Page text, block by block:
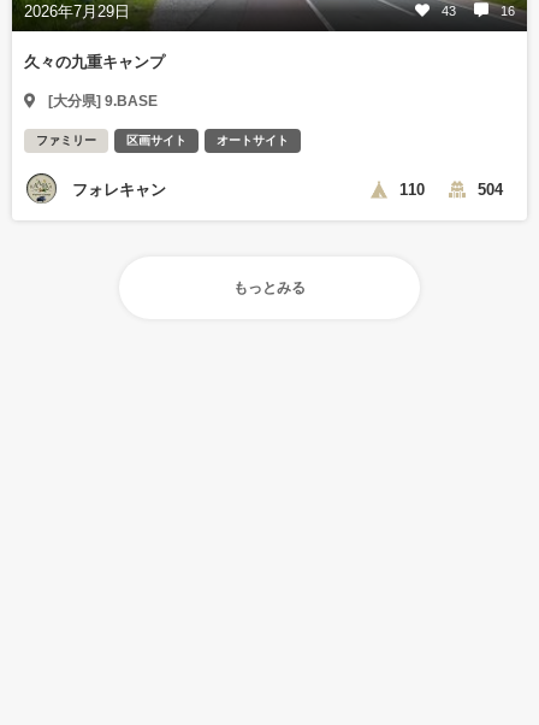
2026年7月29日 43 16
久々の九重キャンプ
[大分県] 9.BASE
ファミリー 区画サイト オートサイト
フォレキャン 110 504
もっとみる